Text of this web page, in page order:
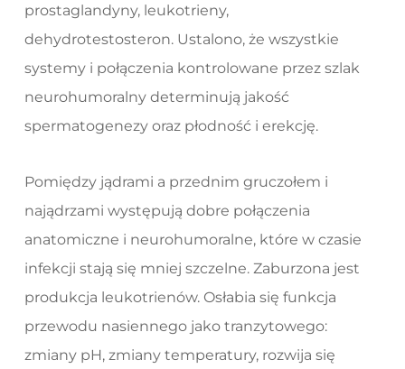
prostaglandyny, leukotrieny,
dehydrotestosteron. Ustalono, że wszystkie
systemy i połączenia kontrolowane przez szlak
neurohumoralny determinują jakość
spermatogenezy oraz płodność i erekcję.
Pomiędzy jądrami a przednim gruczołem i
najądrzami występują dobre połączenia
anatomiczne i neurohumoralne, które w czasie
infekcji stają się mniej szczelne. Zaburzona jest
produkcja leukotrienów. Osłabia się funkcja
przewodu nasiennego jako tranzytowego:
zmiany pH, zmiany temperatury, rozwija się